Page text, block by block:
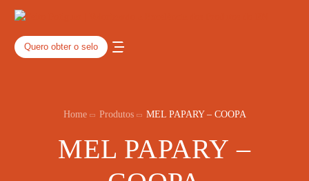
Quero obter o selo
Home Produtos MEL PAPARY – COOPA
MEL PAPARY –